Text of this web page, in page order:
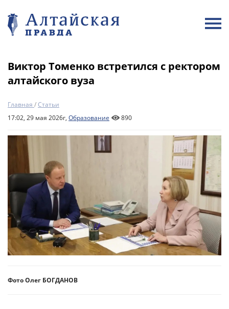
Виктор Томенко встретился с ректором
алтайского вуза
Главная /Статьи
17:02, 29 мая 2026г, Образование 890
Фото Олег БОГДАНОВ